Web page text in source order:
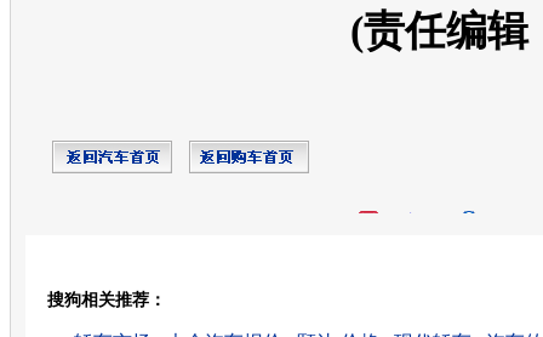
(责任编辑
搜狗相关推荐：